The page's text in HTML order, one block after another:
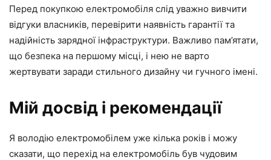
Перед покупкою електромобіля слід уважно вивчити
відгуки власників, перевірити наявність гарантії та
надійність зарядної інфраструктури. Важливо пам’ятати,
що безпека на першому місці, і нею не варто
жертвувати заради стильного дизайну чи гучного імені.
Мій досвід і рекомендації
Я володію електромобілем уже кілька років і можу
сказати, що перехід на електромобіль був чудовим